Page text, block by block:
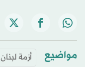
مواضيع أزمة لبنان